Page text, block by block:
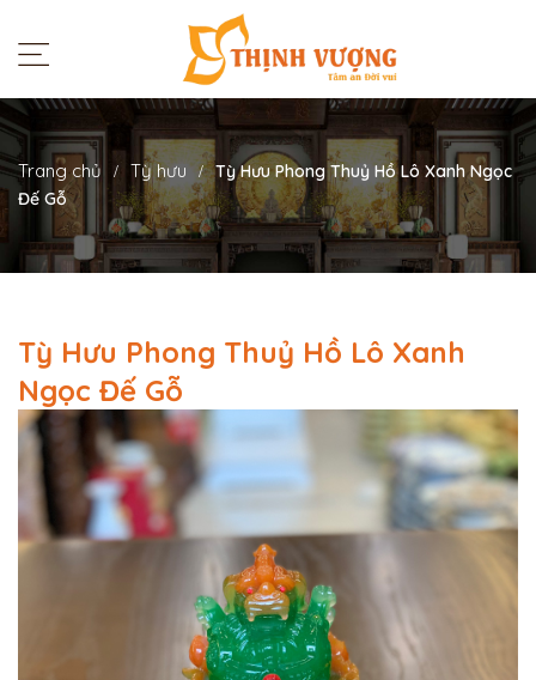
Trang chủ Tỳ hưu
Tỳ Hưu Phong Thuỷ Hồ Lô Xanh Ngọc
Đế Gỗ
Tỳ Hưu Phong Thuỷ Hồ Lô Xanh
Ngọc Đế Gỗ